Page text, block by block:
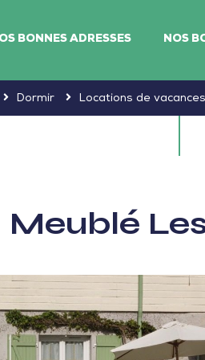
BONNES ADRESSES NOS
Dormir Locations de vacances
Meublé